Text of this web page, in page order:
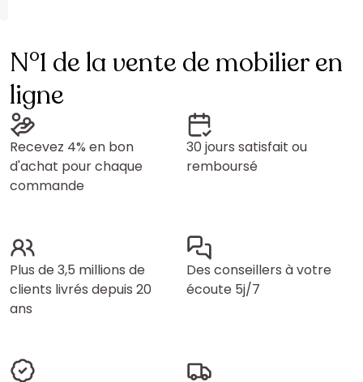
N°1 de la vente de mobilier en
ligne
Recevez 4% en bon
d'achat pour chaque
commande
30 jours satisfait ou
remboursé
Plus de 3,5 millions de
clients livrés depuis 20
ans
Des conseillers à votre
écoute 5j/7